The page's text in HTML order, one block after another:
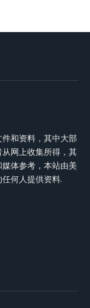
和资料，其中大部
网上收集所得，其
体参考，本站由美
何人提供资料.